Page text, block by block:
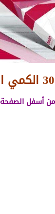
أسفل الصفحة